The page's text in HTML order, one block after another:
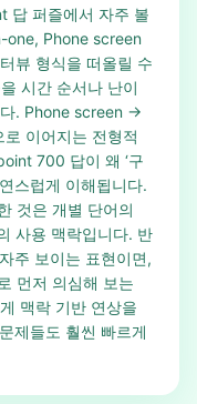
답 퍼즐에서 자주 볼
one, Phone screen
뷰 형식을 떠올릴 수
시간 순서나 난이
. Phone screen →
이어지는 전형적
700 답이 왜 ‘구
스럽게 이해됩니다.
것은 개별 단어의
사용 맥락입니다. 반
주 보이는 표현이면,
먼저 의심해 보는
맥락 기반 연상을
제들도 훨씬 빠르게